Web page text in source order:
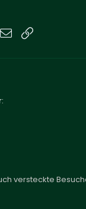
E-Mail
versteckte